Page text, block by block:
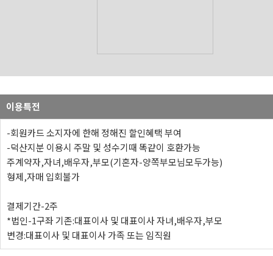
이용특전
-회원카드 소지자에 한해 정해진 할인혜택 부여
-덕산지분 이용시 주말 및 성수기때 똑같이 호환가능
주계약자,자녀,배우자,부모(기혼자-양쪽부모님모두가능)
형제,자매 입회불가
결제기간-2주
*법인-1구좌 기존:대표이사 및 대표이사 자녀,배우자,부모
변경:대표이사 및 대표이사 가족 또는 임직원